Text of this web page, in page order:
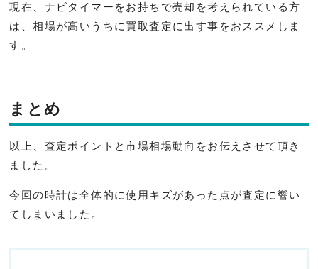
現在、ナビタイマーをお持ちで売却を考えられている方
は、相場が高いうちに買取査定に出す事をおススメしま
す。
まとめ
以上、査定ポイントと市場相場動向をお伝えさせて頂き
ました。
今回の時計は全体的に使用キズがあった点が査定に響い
てしまいました。